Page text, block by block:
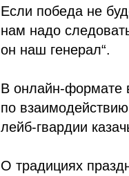
Если победа не
нам надо
он наш генерал“.
В онлайн-формате
по
лейб-гвардии
О традициях